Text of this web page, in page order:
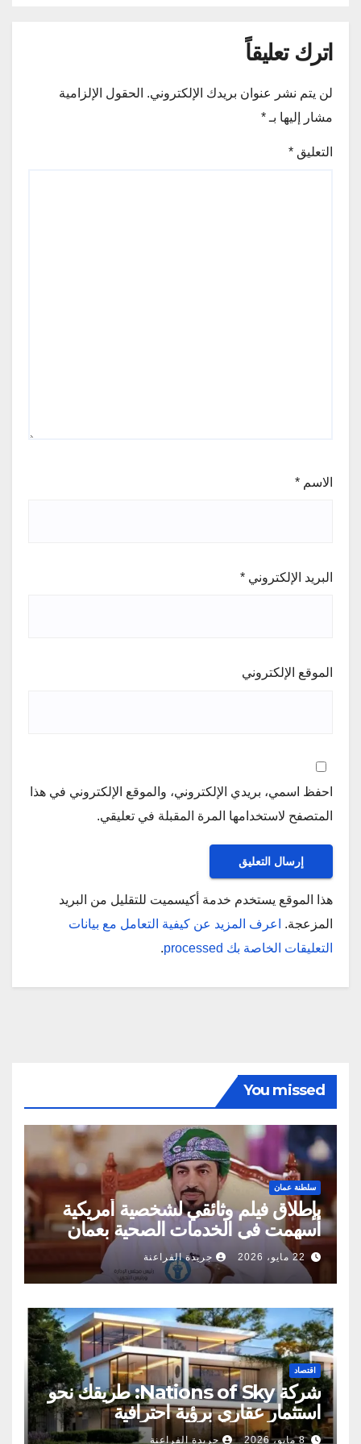
اترك تعليقاً
لن يتم نشر عنوان بريدك الإلكتروني. الحقول الإلزامية
مشار إليها بـ *
التعليق *
الاسم *
البريد الإلكتروني *
الموقع الإلكتروني
احفظ اسمي، بريدي الإلكتروني، والموقع الإلكتروني في هذا
المتصفح لاستخدامها المرة المقبلة في تعليقي.
هذا الموقع يستخدم خدمة أكيسميت للتقليل من البريد
المزعجة.
اعرف المزيد عن كيفية التعامل مع بيانات
التعليقات الخاصة بك processed
.
You missed
سلطنة عمان
بإطلاق فيلم وثائقي لشخصية أمريكية
أسهمت في الخدمات الصحية بعمان
22 مايو، 2026 جريدة الفراعنة
اقتصاد
شركة Nations of Sky: طريقك نحو
استثمار عقاري برؤية احترافية
8 مايو، 2026 جريدة الفراعنة